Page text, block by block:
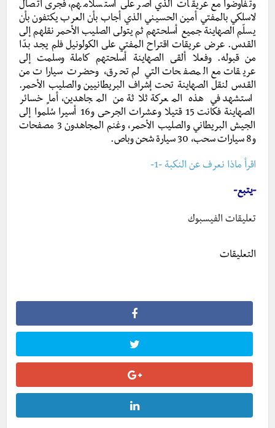
وتفاوضوا مع عريقات الذي أصر على استسلامهم، فجرى اتصال
لاسلكي بالمفتي أمين الحسيني الذي أجاب بأن العرب يكتفون بأن
يسلّم الصهاينة جميع أسلحتهم ثم يتولى الصليب الأحمر نقلهم إلى
القدس. عرض عريقات اقتراح المفتي على الكولونيل فلم يجد بدّا
من قبوله. وفعلا ألقى الصهاينة أسلحتهم كاملة وسلمت إلى
عريقات مع المصفحات التي لم تحرق، وحضرت سيارات من
القدس لنقل الصهاينة تحت إشراف البريطانيين والصليب الأحمر.
استشهد في هذه المعركة ثلاثة من المجاهدين، أما خسائر
الصهاينة فكانت 15 قتيلا وعشرات الجرحى و16 أسيرا سُلِّموا إلى
الجيش البريطاني والصليب الأحمر، وغنم المجاهدون 3 مصفحات
و8 سيارات سحب، 30 سيارة شحن وباص.
اقرأ ماذا نعرف عن النكبة -1-
-يتبع-
تعليقات الفيسبوك
التعليقات